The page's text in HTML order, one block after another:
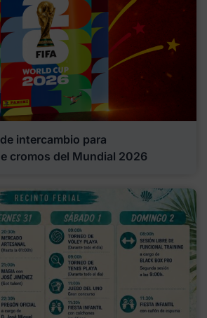
intercambio para
cromos del Mundial 2026